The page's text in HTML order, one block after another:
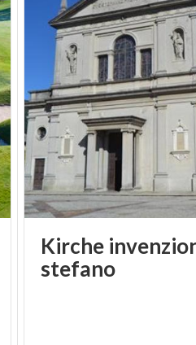
schließlich öffnet sich der
kleinen Kirche mit ihrem
Glockenturm aus dem 14.
künstlerischen Wert
um den Altar.
Dank seiner besonderen
Orten und dem
auf den Lago Maggiore
Caterina del Sasso wirklich
sein, um hier seinen inneren
Ruhe einzuatmen.
Kirche
stefano